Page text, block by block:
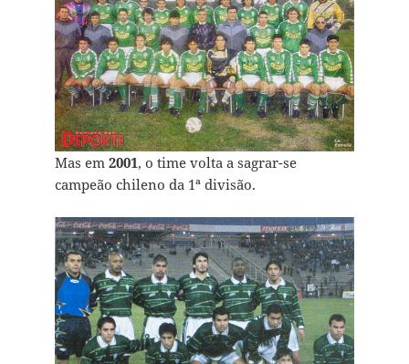
Mas em 2001, o time volta a sagrar-se
campeão chileno da 1ª divisão.